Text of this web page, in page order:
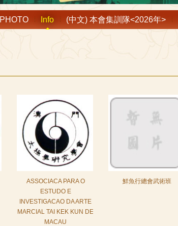
PHOTO Info (中文) 本會集訓隊<2026年>
ASSOCIACA PARA O
ESTUDO E
INVESTIGACAO DA ARTE
MARCIAL TAI KEK KUN DE
MACAU
鮮魚行總會武術班